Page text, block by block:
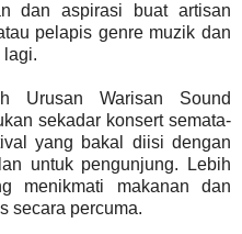
dan aspirasi buat artisan
pelapis genre muzik dan
lagi.
Urusan Warisan Sound
sekadar konsert semata-
yang bakal diisi dengan
untuk pengunjung. Lebih
menikmati makanan dan
secara percuma.